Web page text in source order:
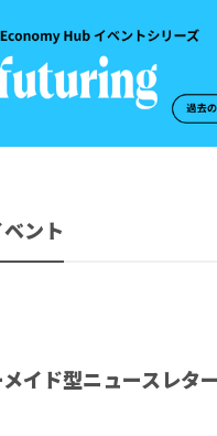
ント
イド型ニュースレタ